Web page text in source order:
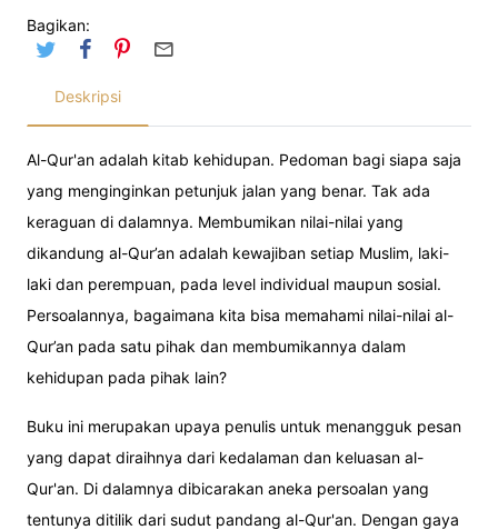
Bagikan:
Deskripsi
Al-Qur'an adalah kitab kehidupan. Pedoman bagi siapa saja
yang menginginkan petunjuk jalan yang benar. Tak ada
keraguan di dalamnya. Membumikan nilai-nilai yang
dikandung al-Qur’an adalah kewajiban setiap Muslim, laki-
laki dan perempuan, pada level individual maupun sosial.
Persoalannya, bagaimana kita bisa memahami nilai-nilai al-
Qur’an pada satu pihak dan membumikannya dalam
kehidupan pada pihak lain?
Buku ini merupakan upaya penulis untuk menangguk pesan
yang dapat diraihnya dari kedalaman dan keluasan al-
Qur'an. Di dalamnya dibicarakan aneka persoalan yang
tentunya ditilik dari sudut pandang al-Qur'an. Dengan gaya